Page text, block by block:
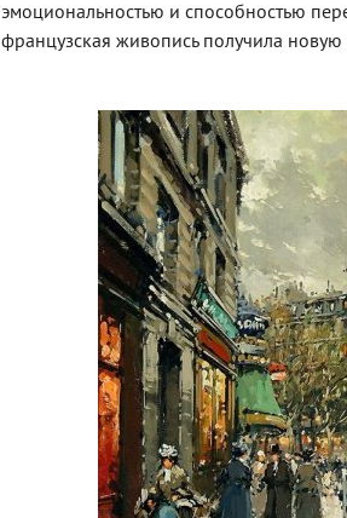
эмоциональностью и способностью
французская живопись получила